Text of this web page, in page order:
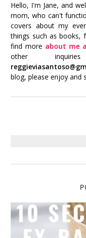
Hello, I'm Jane, and
mom, who can't
covers about my
things such as books,
find more about me
other
blog, please enjoy and